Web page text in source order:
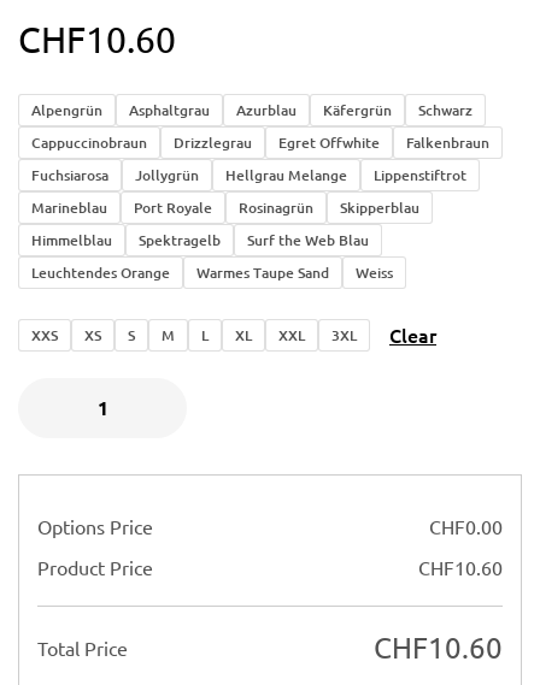
CHF10.60
Alpengrün Asphaltgrau Azurblau Käfergrün
Schwarz
Cappuccinobraun
Drizzlegrau Egret Offwhite
Falkenbraun
Fuchsiarosa
Jollygrün Hellgrau Melange
Lippenstiftrot
Marineblau
Port Royale Rosinagrün
Skipperblau
Himmelblau
Spektragelb
Surf the Web Blau
Leuchtendes Orange
Warmes Taupe Sand Weiss
XXS XS S M L XL XXL 3XL Clear
Options Price CHF0.00
Product Price
CHF10.60
Total Price CHF10.60